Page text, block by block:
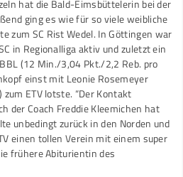
hat die Bald-Eimsbüttelerin bei der
ging es wie für so viele weibliche
zum SC Rist Wedel. In Göttingen war
in Regionalliga aktiv und zuletzt ein
(12 Min./3,04 Pkt./2,2 Reb. pro
einst mit Leonie Rosemeyer
ETV lotste. “Der Kontakt
der Coach Freddie Kleemichen hat
unbedingt zurück in den Norden und
einen tollen Verein mit einem super
frühere Abiturientin des